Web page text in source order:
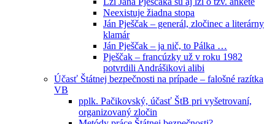
Neexistuje žiadna stopa
Ján Pješčak – generál, zločinec a literárny
klamár
Ján Pješčak – ja nič, to Pálka …
Pješčak – francúzky už v roku 1982
potvrdili Andrášikovi alibi
Účasť Štátnej bezpečnosti na prípade – falošné razítka
VB
pplk. Pačikovský, účasť ŠtB pri vyšetrovaní,
organizovaný zločin